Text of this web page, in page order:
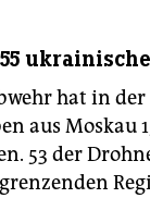
hat in
aus Moskau
53 der